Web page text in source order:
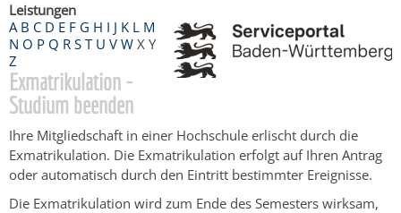
Leistungen
A B C D E F G H I J K L M
N O P Q R S T U V W X Y
Z
Exmatrikulation -
Studium beenden
Ihre Mitgliedschaft in einer Hochschule erlischt durch die
Exmatrikulation. Die Exmatrikulation erfolgt auf Ihren Antrag
oder automatisch durch den Eintritt bestimmter Ereignisse.
Die Exmatrikulation wird zum Ende des Semesters wirksam,